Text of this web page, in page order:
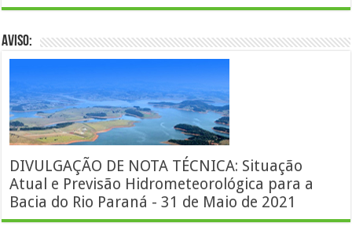
AVISO:
DIVULGAÇÃO DE NOTA TÉCNICA: Situação
Atual e Previsão Hidrometeorológica para a
Bacia do Rio Paraná - 31 de Maio de 2021